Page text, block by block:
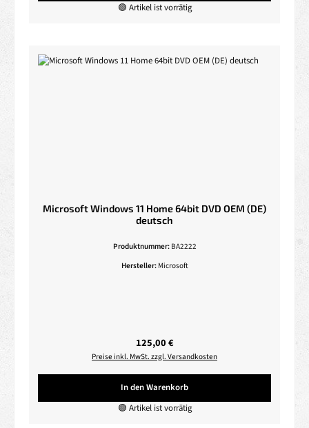
🟢 Artikel ist vorrätig
Microsoft Windows 11 Home 64bit DVD OEM (DE)
deutsch
Produktnummer: BA2222
Hersteller: Microsoft
Regulärer Preis:
125,00 €
Preise inkl. MwSt. zzgl. Versandkosten
In den Warenkorb
🟢 Artikel ist vorrätig